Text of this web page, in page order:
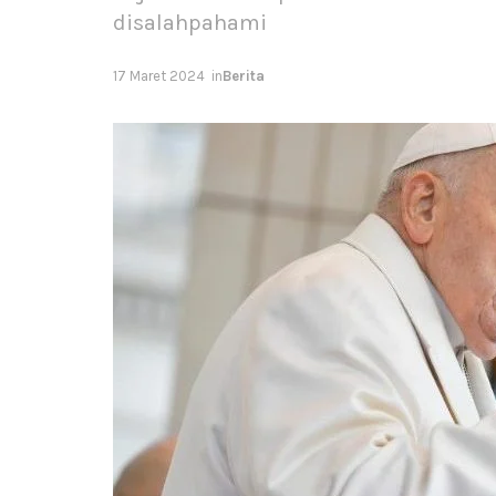
disalahpahami
17 Maret 2024 inBerita